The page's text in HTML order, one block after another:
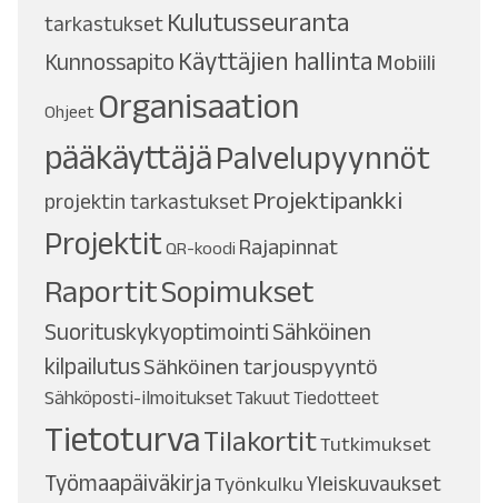
tarkastukset Kulutusseuranta
Kunnossapito Käyttäjien hallinta Mobiili
Ohjeet Organisaation
pääkäyttäjäPalvelupyynnöt
projektin tarkastukset Projektipankki
Projektit QR-koodi Rajapinnat
RaportitSopimukset
Suorituskykyoptimointi Sähköinen
kilpailutusSähköinen tarjouspyyntö
Sähköposti-ilmoituksetTakuutTiedotteet
TietoturvaTilakortitTutkimukset
TyömaapäiväkirjaTyönkulkuYleiskuvaukset